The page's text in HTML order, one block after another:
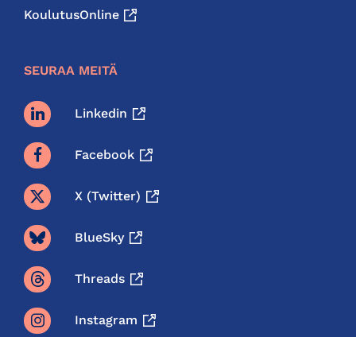
KoulutusOnline
SEURAA MEITÄ
Linkedin
Facebook
X (twitter)
BlueSky
Threads
Instagram